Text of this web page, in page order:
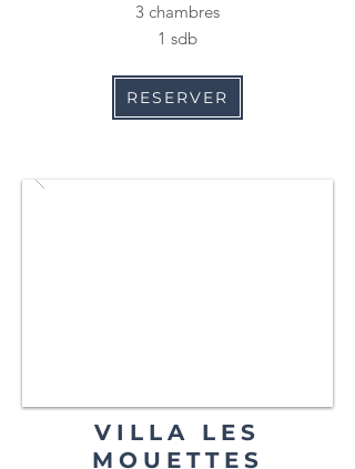
3 chambres
1 sdb
RESERVER
VILLA LES
MOUETTES